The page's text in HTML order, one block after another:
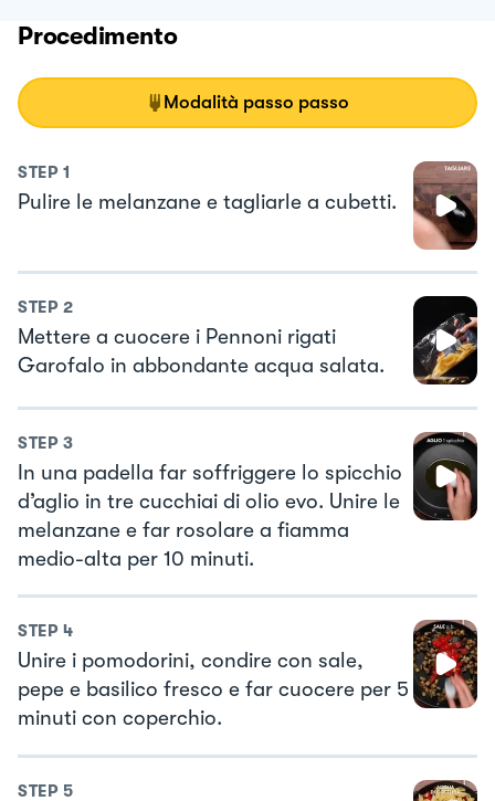
Procedimento
Modalità passo passo
STEP 1
Pulire le melanzane e tagliarle a cubetti.
STEP 2
Mettere a cuocere i Pennoni rigati
Garofalo in abbondante acqua salata.
STEP 3
In una padella far soffriggere lo spicchio
d’aglio in tre cucchiai di olio evo. Unire le
melanzane e far rosolare a fiamma
medio-alta per 10 minuti.
STEP 4
Unire i pomodorini, condire con sale,
pepe e basilico fresco e far cuocere per 5
minuti con coperchio.
STEP 5